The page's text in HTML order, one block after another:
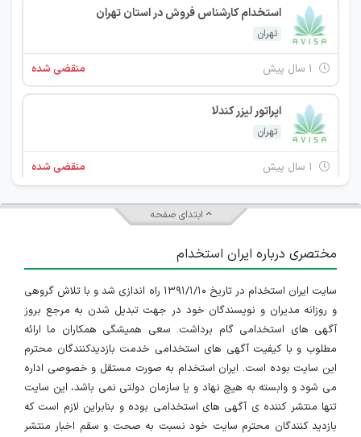
استخدام کارشناس فروش در استان تهران
تهران
منقضی شده
اپراتور لیزر کندلا
تهران
منقضی شده
اپراتور دستگاه سنجش تراکم استخوان
۲ سال پیش منقضی شده
اپراتور لیزر کندلا
تهران
۲ سال پیش منقضی شده
استخدام مدرپ در استان تهران
تهران
ابتدای صفحه
مختصری درباره ایران استخدام
سایت ایران استخدام در تاریخ ۱۳۹۱/۱/۱۰ راه اندازی شد و با تلاش گروهی
و روزانه مدیران و نویسندگان خود در جهت تبدیل شدن به مرجع بروز
آگهی های استخدامی گام برداشت. سعی همیشگی همکاران ما ارائه
مطلوب و با کیفیت آگهی های استخدامی خدمت بازدیدکنندگان محترم
این سایت بوده است. ایران استخدام به صورت مستقل و خصوصی اداره
می شود و وابسته به هیچ نهاد و یا سازمان دولتی نمی باشد، این سایت
تنها منتشر کننده ی آگهی های استخدامی بوده و بنابراین لازم است که
بازدید کنندگان محترم سایت خود نسبت به صحت و سقم اخبار منتشر